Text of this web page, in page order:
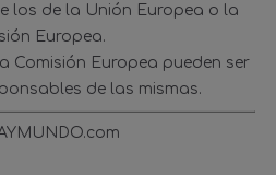
los de la Unión Europea o la
Europea.
Comisión Europea pueden ser
de las mismas.